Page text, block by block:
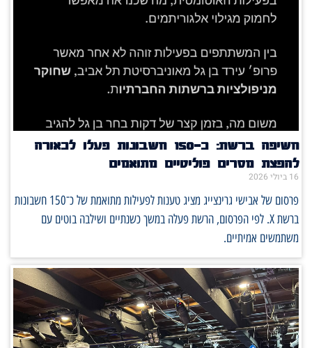
חשיפה ברשת: כ־150 חשבונות פעלו לכאורה
להפצת מסרים פוליטיים מתואמים
16 ביולי 2026
פרסום של אבישי גרינצייג מציג טענות לפעילות מתואמת של כ־150 חשבונות
ברשת X. לפי הפרסום, הרשת פעלה במשך כשנתיים ושילבה בוטים עם
משתמשים אמיתיים.